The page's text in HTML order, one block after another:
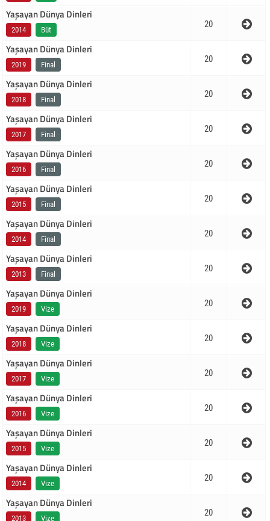
Yaşayan Dünya Dinleri
2014 Büt
20
Yaşayan Dünya Dinleri
2019 Final
20
Yaşayan Dünya Dinleri
2018 Final
20
Yaşayan Dünya Dinleri
2017 Final
20
Yaşayan Dünya Dinleri
2016 Final
20
Yaşayan Dünya Dinleri
2015 Final
20
Yaşayan Dünya Dinleri
2014 Final
20
Yaşayan Dünya Dinleri
2013 Final
20
Yaşayan Dünya Dinleri
2019 Vize
20
Yaşayan Dünya Dinleri
2018 Vize
20
Yaşayan Dünya Dinleri
2017 Vize
20
Yaşayan Dünya Dinleri
2016 Vize
20
Yaşayan Dünya Dinleri
2015 Vize
20
Yaşayan Dünya Dinleri
2014 Vize
20
Yaşayan Dünya Dinleri
2013 Vize
20